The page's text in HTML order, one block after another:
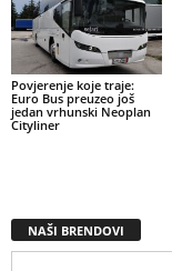
Povjerenje koje traje:
Euro Bus preuzeo još
jedan vrhunski Neoplan
Cityliner
NAŠI BRENDOVI